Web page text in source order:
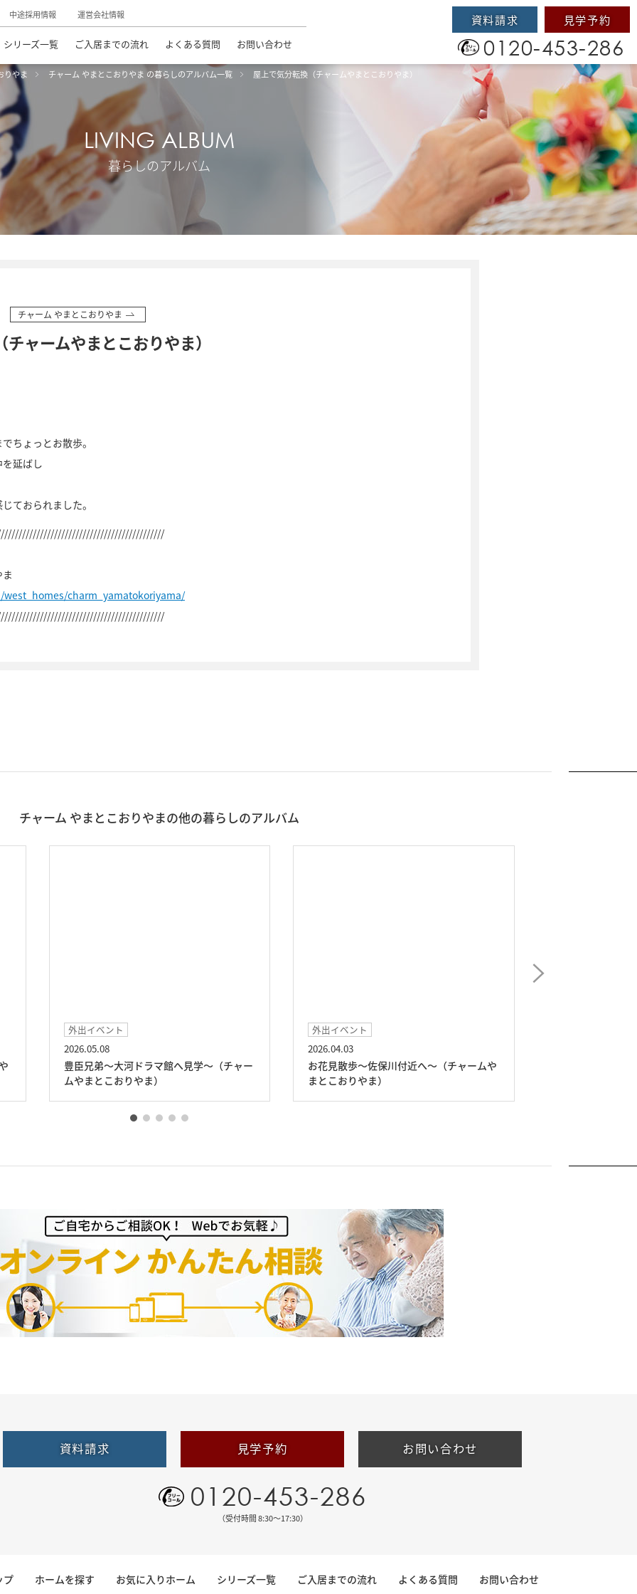
中途採用情報 運営会社情報
シリーズ一覧 ご入居までの流れ よくある質問 お問い合わせ
資料請求 見学予約
0120-453-286
りやま チャーム やまとこおりやま の暮らしのアルバム一覧 屋上で気分転換（チャームやまとこおりやま）
LIVING ALBUM
暮らしのアルバム
チャーム やまとこおりやま
ャームやまとこおりやま）
ちょっとお散歩。
延ばし
ておられました。
charm_yamatokoriyama/
チャーム やまとこおりやまの他の暮らしのアルバム
外出イベント
2026.05.08
豊臣兄弟～大河ドラマ館へ見学～（チャー
ムやまとこおりやま）
外出イベント
2026.04.03
お花見散歩～佐保川付近へ～（チャームや
まとこおりやま）
資料請求 見学予約 お問い合わせ
0120-453-286
（受付時間 8:30〜17:30）
プ ホームを探す お気に入りホーム シリーズ一覧 ご入居までの流れ よくある質問 お問い合わせ